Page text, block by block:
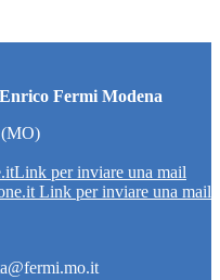
Fermi Modena
(MO)
Link per inviare una mail
Link per inviare una mail